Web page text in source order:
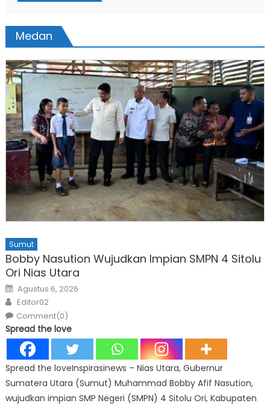
Medan
Sumut
Bobby Nasution Wujudkan Impian SMPN 4 Sitolu
Ori Nias Utara
Posted
on
Agustus 6, 2026
Author
Editor02
Comment(0)
Spread the love
Spread the loveInspirasinews – Nias Utara, Gubernur
Sumatera Utara (Sumut) Muhammad Bobby Afif Nasution,
wujudkan impian SMP Negeri (SMPN) 4 Sitolu Ori, Kabupaten